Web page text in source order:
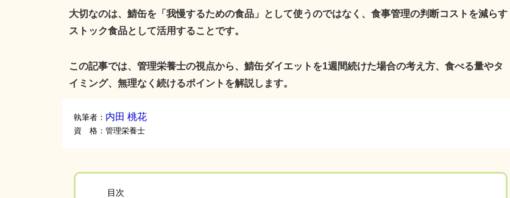
大切なのは、鯖缶を「我慢するための食品」として使うのではなく、食事管理の判断コストを減らす
ストック食品として活用することです。
この記事では、管理栄養士の視点から、鯖缶ダイエットを1週間続けた場合の考え方、食べる量やタ
イミング、無理なく続けるポイントを解説します。
執筆者： 内田 桃花
資 格：管理栄養士
目次